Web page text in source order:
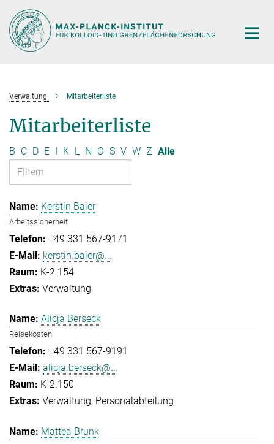
Hauptinhalt
Verwaltung Mitarbeiterliste
Mitarbeiterliste
B C D E I K L N O S V W Z Alle
Kerstin Baier
Arbeitssicherheit
+49 331 567-9171
kerstin.baier@...
K-2.154
Verwaltung
Alicja Berseck
Reisekosten
+49 331 567-9191
alicja.berseck@...
K-2.150
Verwaltung Personalabteilung
Mattea Brunk